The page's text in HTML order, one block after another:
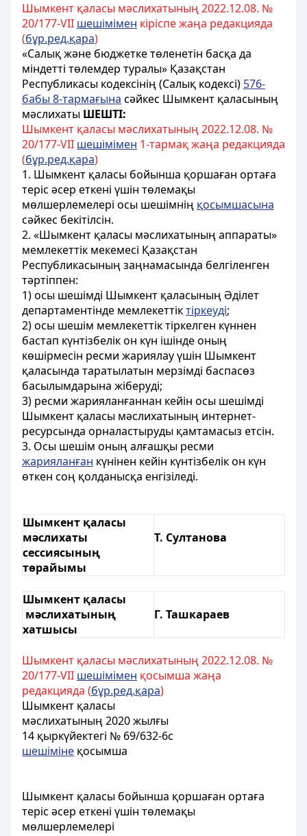
Шымкент қаласы мәслихатының 2022.12.08. №
20/177-VII шешiмiмен кіріспе жаңа редакцияда
(бұр.ред.қара)
«Салық және бюджетке төленетін басқа да
міндетті төлемдер туралы» Қазақстан
Республикасы кодексінің (Салық кодексі) 576-
бабы 8-тармағына сәйкес Шымкент қаласының
мәслихаты ШЕШТІ:
Шымкент қаласы мәслихатының 2022.12.08. №
20/177-VII шешiмiмен 1-тармақ жаңа редакцияда
(бұр.ред.қара)
1. Шымкент қаласы бойынша қоршаған ортаға
теріс әсер еткені үшін төлемақы
мөлшерлемелері осы шешімнің қосымшасына
сәйкес бекітілсін.
2. «Шымкент қаласы мәслихатының аппараты»
мемлекеттік мекемесі Қазақстан
Республикасының заңнамасында белгіленген
тәртіппен:
1) осы шешімді Шымкент қаласының Әділет
департаментінде мемлекеттіктіркеуді;
2) осы шешім мемлекеттік тіркелген күннен
бастап күнтізбелік он күн ішінде оның
көшірмесін ресми жариялау үшін Шымкент
қаласында таратылатын мерзімді баспасөз
басылымдарына жіберуді;
3) ресми жарияланғаннан кейін осы шешімді
Шымкент қаласы мәслихатының интернет-
ресурсында орналастыруды қамтамасыз етсін.
3. Осы шешім оның алғашқы ресми
жарияланған күнінен кейін күнтізбелік он күн
өткен соң қолданысқа енгізіледі.
Шымкент қаласы
мәслихаты
сессиясының
төрайымы
Т. Султанова
Шымкент қаласы
мәслихатының
хатшысы
Г. Ташкараев
Шымкент қаласы мәслихатының 2022.12.08. №
20/177-VII шешiмiмен қосымша жаңа
редакцияда (бұр.ред.қара)
Шымкент қаласы
мәслихатының 2020 жылғы
14 қыркүйектегі № 69/632-6с
шешіміне қосымша
Шымкент қаласы бойынша қоршаған ортаға
теріс әсер еткені үшін төлемақы
мөлшерлемелері